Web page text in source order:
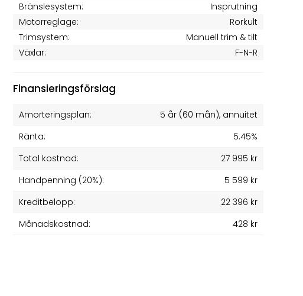
Bränslesystem:
Insprutning
Motorreglage:
Rorkult
Trimsystem:
Manuell trim & tilt
Växlar:
F-N-R
Finansieringsförslag
Amorteringsplan: 5 år(60 mån), annuitet
Ränta:
5.45%
Total kostnad:
27 995 kr
Handpenning (20%):
5 599 kr
Kreditbelopp:
22 396 kr
Månadskostnad:
428 kr